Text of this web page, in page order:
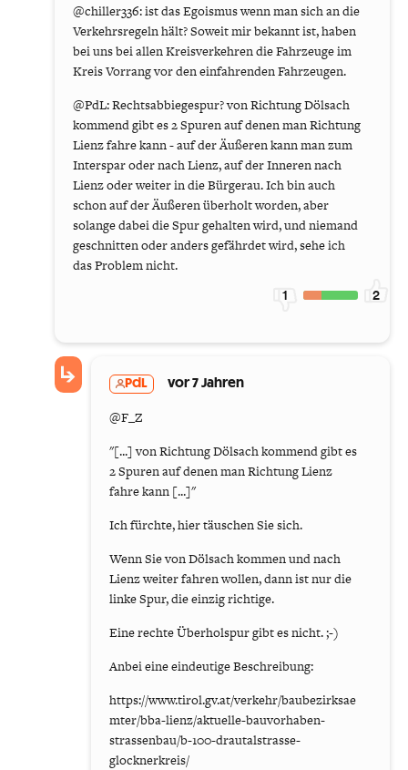
@chiller336: ist das Egoismus wenn man sich an die
Verkehrsregeln hält? Soweit mir bekannt ist, haben
bei uns bei allen Kreisverkehren die Fahrzeuge im
Kreis Vorrang vor den einfahrenden Fahrzeugen.
@PdL: Rechtsabbiegespur? von Richtung Dölsach
kommend gibt es 2 Spuren auf denen man Richtung
Lienz fahre kann - auf der Äußeren kann man zum
Interspar oder nach Lienz, auf der Inneren nach
Lienz oder weiter in die Bürgerau. Ich bin auch
schon auf der Äußeren überholt worden, aber
solange dabei die Spur gehalten wird, und niemand
geschnitten oder anders gefährdet wird, sehe ich
das Problem nicht.
1 2
PdL vor 7 Jahren
@F_Z
"[...] von Richtung Dölsach kommend gibt es
2 Spuren auf denen man Richtung Lienz
fahre kann [...]"
Ich fürchte, hier täuschen Sie sich.
Wenn Sie von Dölsach kommen und nach
Lienz weiter fahren wollen, dann ist nur die
linke Spur, die einzig richtige.
Eine rechte Überholspur gibt es nicht. ;-)
Anbei eine eindeutige Beschreibung:
https://www.tirol.gv.at/verkehr/baubezirksae
mter/bba-lienz/aktuelle-bauvorhaben-
strassenbau/b-100-drautalstrasse-
glocknerkreis/